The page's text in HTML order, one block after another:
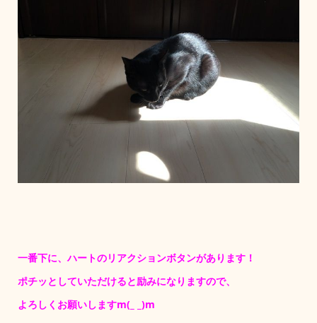
一番下に、ハートのリアクションボタンがあります！
ポチッとしていただけると励みになりますので、
よろしくお願いしますm(_ _)m